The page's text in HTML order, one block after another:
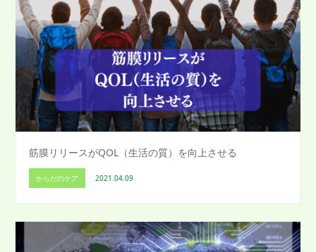
筋膜リリースがQOL（生活の質）を向上させる
からだのケア 2021.04.09